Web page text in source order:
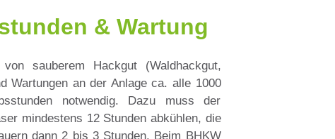
& Wartung
von sauberem Hackgut (Waldhackgut,
Wartungen an der Anlage ca. alle 1000
notwendig. Dazu muss der
mindestens 12 Stunden abkühlen, die
dann 2 bis 3 Stunden. Beim BHKW